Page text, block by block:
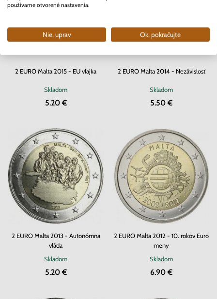
2 EURO Malta 2015 - EU vlajka
Skladom
5.20 €
2 EURO Malta 2014 - Nezávislosť
Skladom
5.50 €
2 EURO Malta 2013 - Autonómna
vláda
Skladom
5.20 €
2 EURO Malta 2012 - 10. rokov Euro
meny
Skladom
6.90 €
používame otvorené nastavenia.
Nie, uprav Ok, pokračujte